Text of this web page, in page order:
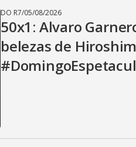
DO R7/05/08/2026
50x1: Alvaro
belezas de